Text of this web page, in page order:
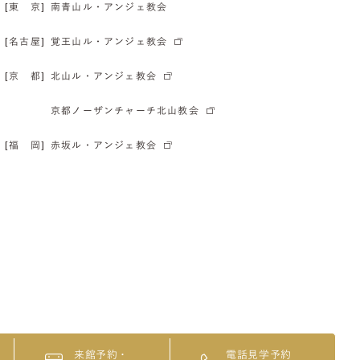
[東 京] 南青山ル・アンジェ教会
[名古屋] 覚王山ル・アンジェ教会
[京 都] 北山ル・アンジェ教会
京都ノーザンチャーチ北山教会
[福 岡] 赤坂ル・アンジェ教会
来館予約・ 電話見学予約